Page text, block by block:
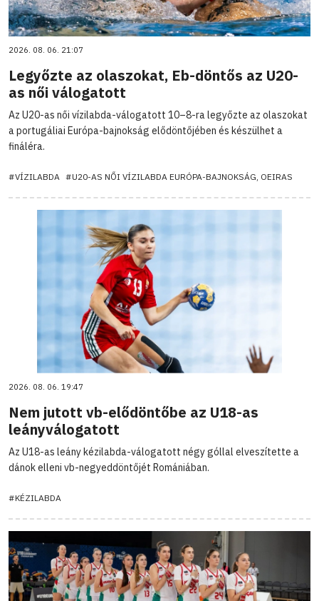
2026. 08. 06. 21:07
Legyőzte az olaszokat, Eb-döntős az U20-
as női válogatott
Az U20-as női vízilabda-válogatott 10–8-ra legyőzte az olaszokat
a portugáliai Európa-bajnokság elődöntőjében és készülhet a
fináléra.
#VÍZILABDA #U20-AS NŐI VÍZILABDA EURÓPA-BAJNOKSÁG, OEIRAS
2026. 08. 06. 19:47
Nem jutott vb-elődöntőbe az U18-as
leányválogatott
Az U18-as leány kézilabda-válogatott négy góllal elveszítette a
dánok elleni vb-negyeddöntőjét Romániában.
#KÉZILABDA